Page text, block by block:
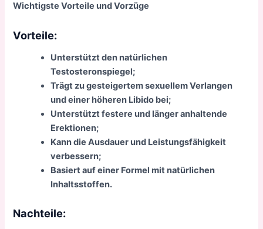
Wichtigste Vorteile und Vorzüge
Vorteile:
Unterstützt den natürlichen
Testosteronspiegel;
Trägt zu gesteigertem sexuellem Verlangen
und einer höheren Libido bei;
Unterstützt festere und länger anhaltende
Erektionen;
Kann die Ausdauer und Leistungsfähigkeit
verbessern;
Basiert auf einer Formel mit natürlichen
Inhaltsstoffen.
Nachteile: